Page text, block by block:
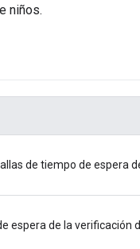
niños.
de tiempo de espera
espera de la verificación